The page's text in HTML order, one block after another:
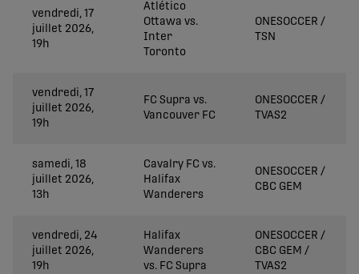
vendredi, 17
juillet 2026,
19h
Atlético
Ottawa vs.
Inter
Toronto
ONESOCCER /
TSN
vendredi, 17
juillet 2026,
19h
FC Supra vs.
Vancouver FC
ONESOCCER /
TVAS2
samedi, 18
juillet 2026,
13h
Cavalry FC vs.
Halifax
Wanderers
ONESOCCER /
CBC GEM
vendredi, 24
juillet 2026,
19h
Halifax
Wanderers
vs. FC Supra
ONESOCCER /
CBC GEM /
TVAS2